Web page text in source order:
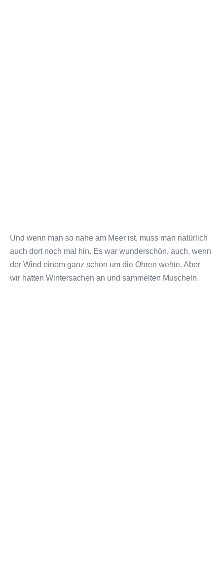
Und wenn man so nahe am Meer ist, muss man natürlich
auch dort noch mal hin. Es war wunderschön, auch, wenn
der Wind einem ganz schön um die Ohren wehte. Aber
wir hatten Wintersachen an und sammelten Muscheln.